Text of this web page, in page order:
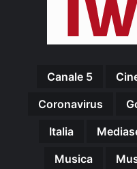
Canale 5
Coronavirus
Italia
Musica